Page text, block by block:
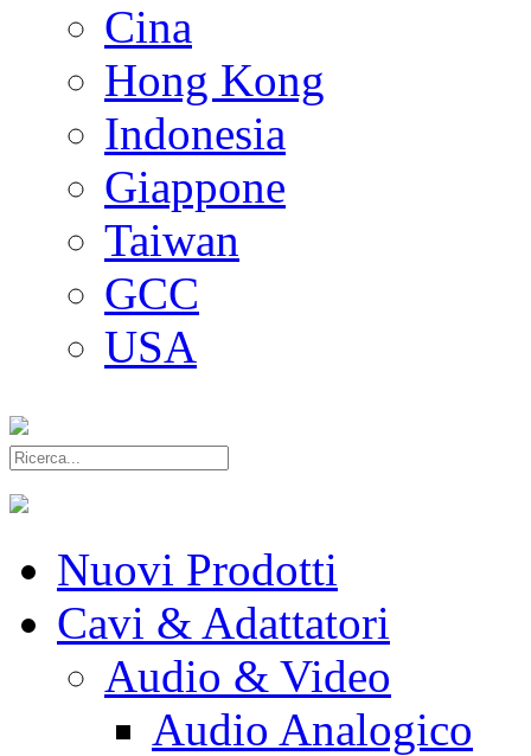
Cina
Hong Kong
Indonesia
Giappone
Taiwan
GCC
USA
Nuovi Prodotti
Cavi & Adattatori
Audio & Video
Audio Analogico